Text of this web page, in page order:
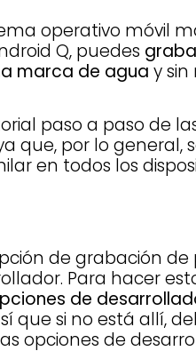
operativo móvil
Q, puedes
marca de agua y
paso a paso de
que, por lo general,
en todos los
de grabación
Para hacer
de
que si no está allí,
opciones de